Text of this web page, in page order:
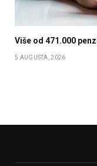
Više od 471.000
5 AUGUSTA, 2026